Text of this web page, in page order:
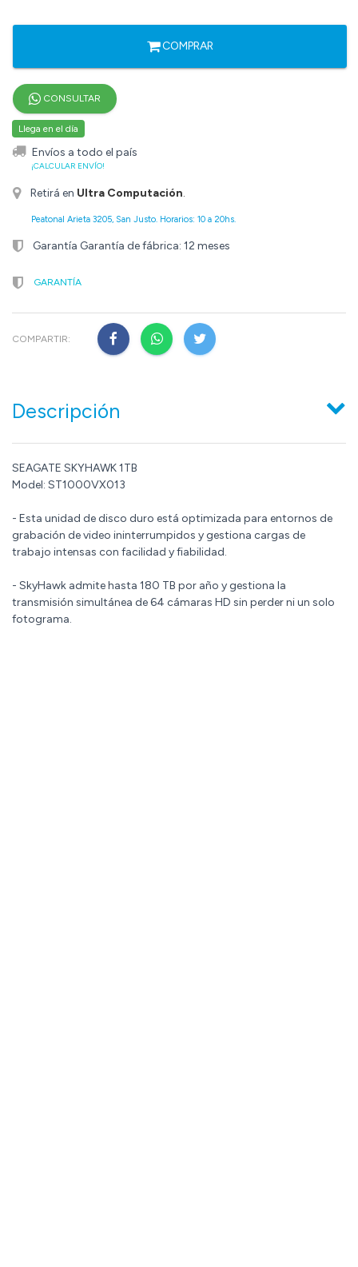
COMPRAR
CONSULTAR
Llega en el día
Envíos a todo el país
¡CALCULAR ENVÍO!
Retirá en Ultra Computación.
Peatonal Arieta 3205, San Justo. Horarios: 10 a 20hs.
Garantía Garantía de fábrica: 12 meses
GARANTÍA
COMPARTIR:
Descripción
SEAGATE SKYHAWK 1TB
Model: ST1000VX013
- Esta unidad de disco duro está optimizada para entornos de
grabación de video ininterrumpidos y gestiona cargas de
trabajo intensas con facilidad y fiabilidad.
- SkyHawk admite hasta 180 TB por año y gestiona la
transmisión simultánea de 64 cámaras HD sin perder ni un solo
fotograma.